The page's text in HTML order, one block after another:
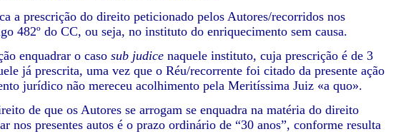
prescrição do direito peticionado pelos Autores/recorridos nos
482º do CC, ou seja, no instituto do enriquecimento sem causa.
enquadrar o caso sub judice naquele instituto, cuja prescrição é de 3
já prescrita, uma vez que o Réu/recorrente foi citado da presente ação
jurídico não mereceu acolhimento pela Meritíssima Juiz «a quo».
que os Autores se arrogam se enquadra na matéria do direito
nos presentes autos é o prazo ordinário de “30 anos”, conforme resulta